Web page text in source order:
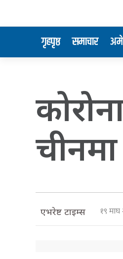
गृहपृष्ठ समाचार
एभरेष्ट टाइम्स १९